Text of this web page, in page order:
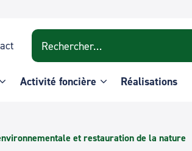
Rechercher :
Activité foncière Réalisations
et restauration de la nature